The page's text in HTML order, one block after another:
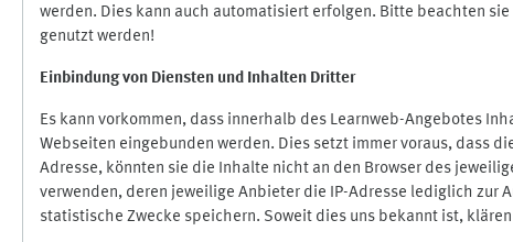
werden. Dies kann auch automatisiert erfolgen. Bitte beachten
genutzt werden!
Einbindung von Diensten und Inhalten Dritter
Es kann vorkommen, dass innerhalb des Learnweb-Angebotes
Webseiten eingebunden werden. Dies setzt immer voraus, dass
Adresse, könnten sie die Inhalte nicht an den Browser des
verwenden, deren jeweilige Anbieter die IP-Adresse lediglich zur
statistische Zwecke speichern. Soweit dies uns bekannt ist,